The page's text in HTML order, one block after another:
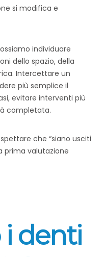
si modifica e
individuare
dello spazio, della
Intercettare un
più semplice il
evitare interventi più
completata.
che “siano usciti
prima valutazione
denti